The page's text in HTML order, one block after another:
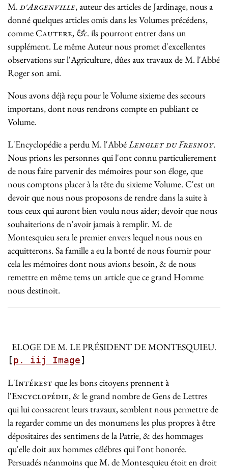
M.d'Argenville, auteur des articles de Jardinage, nous a
donné quelques articles omis dans les Volumes précédens,
commeCautere, &c. ils pourront entrer dans un
supplément. Le même Auteur nous promet d'excellentes
observations sur l'Agriculture, dûes aux travaux de M. l'Abbé
Roger son ami.
Nous avons déjà reçu pour le Volume sixieme des secours
importans, dont nous rendrons compte en publiant ce
Volume.
L'Encyclopédie a perdu M. l'AbbéLenglet du Fresnoy.
Nous prions les personnes qui l'ont connu particulierement
de nous faire parvenir des mémoires pour son éloge, que
nous comptons placer à la tête du sixieme Volume. C'est un
devoir que nous nous proposons de rendre dans la suite à
tous ceux qui auront bien voulu nous aider; devoir que nous
souhaiterions de n'avoir jamais à remplir. M. de
Montesquieu sera le premier envers lequel nous nous en
acquitterons. Sa famille a eu la bonté de nous fournir pour
cela les mémoires dont nous avions besoin, & de nous
remettre en même tems un article que ce grand Homme
nous destinoit.
ELOGE DE M. LE PRÉSIDENT DE MONTESQUIEU.
[p. iij Image]
L'Intérest que les bons citoyens prennent à
l'Encyclopédie, & le grand nombre de Gens de Lettres
qui lui consacrent leurs travaux, semblent nous permettre de
la regarder comme un des monumens les plus propres à être
dépositaires des sentimens de la Patrie, & des hommages
qu'elle doit aux hommes célébres qui l'ont honorée.
Persuadés néanmoins que M. de Montesquieu étoit en droit